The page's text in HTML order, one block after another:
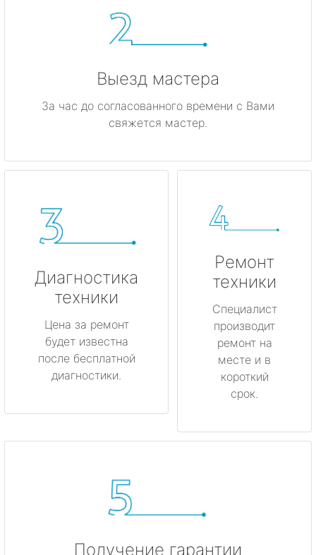
Выезд мастера
За час до согласованного времени с Вами
свяжется мастер.
Диагностика
техники
Цена за ремонт
будет известна
после бесплатной
диагностики.
Ремонт
техники
Специалист
производит
ремонт на
месте и в
короткий
срок.
Получение гарантии